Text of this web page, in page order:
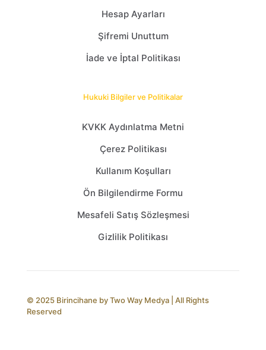
Hesap Ayarları
Şifremi Unuttum
İade ve İptal Politikası
Hukuki Bilgiler ve Politikalar
KVKK Aydınlatma Metni
Çerez Politikası
Kullanım Koşulları
Ön Bilgilendirme Formu
Mesafeli Satış Sözleşmesi
Gizlilik Politikası
© 2025 Birincihane byTwo Way Medya | All Rights
Reserved